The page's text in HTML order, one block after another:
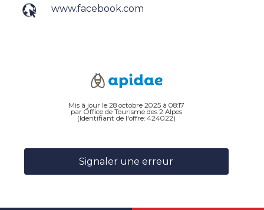
www.facebook.com
Mis à jour le 28 octobre 2025 à 08:17
par Office de Tourisme des 2 Alpes
(Identifiant de l'offre: 424022)
Signaler une erreur